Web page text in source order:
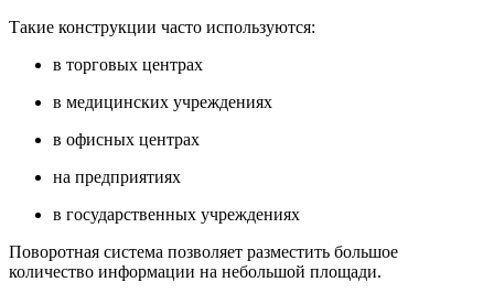
Такие конструкции часто используются:
в торговых центрах
в медицинских учреждениях
в офисных центрах
на предприятиях
в государственных учреждениях
Поворотная система позволяет разместить большое
количество информации на небольшой площади.